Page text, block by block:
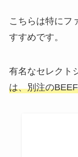
こちらは特にフ
すすめです。
有名なセレクト
は、別注の